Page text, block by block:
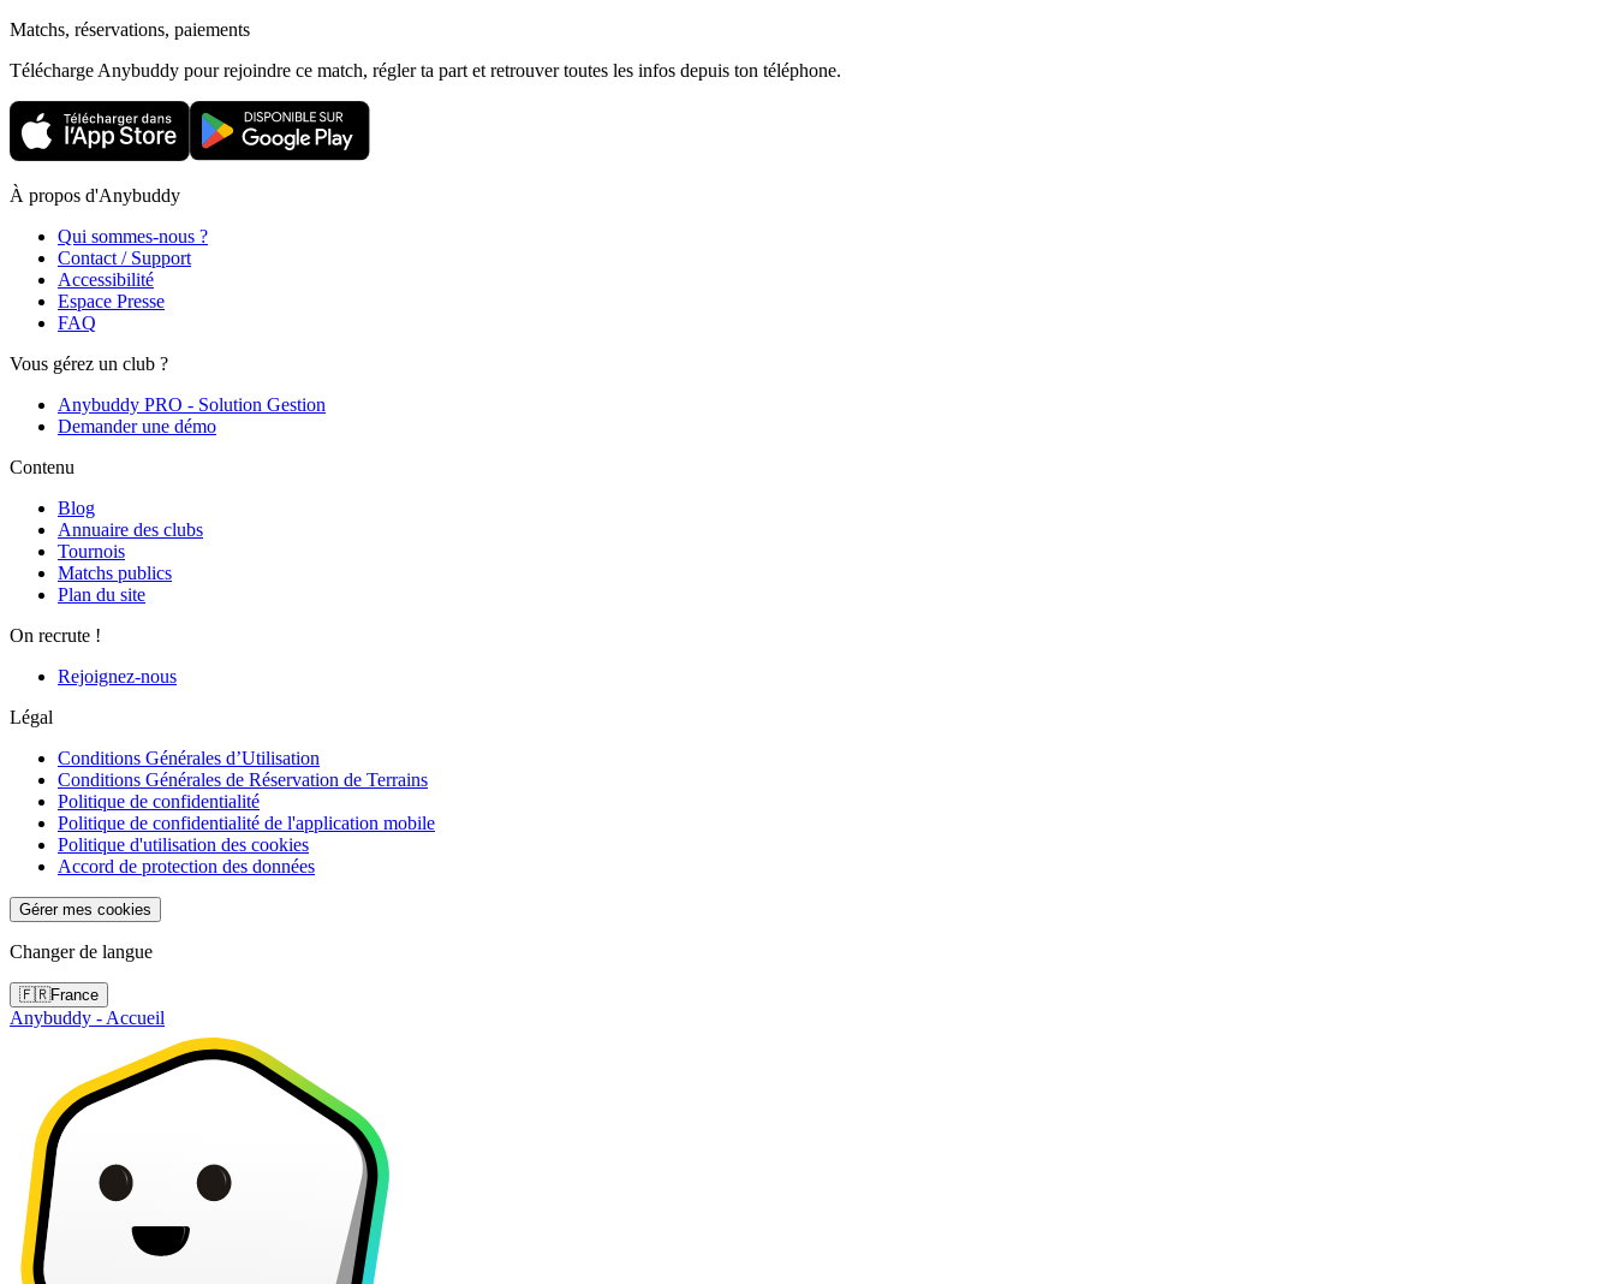
Matchs, réservations, paiements
Télécharge Anybuddy pour rejoindre ce match, régler ta part et retrouver toutes les infos depuis ton téléphone.
À propos d'Anybuddy
Qui sommes-nous ?
Contact / Support
Accessibilité
Espace Presse
FAQ
Vous gérez un club ?
Anybuddy PRO - Solution Gestion
Demander une démo
Contenu
Blog
Annuaire des clubs
Tournois
Matchs publics
Plan du site
On recrute !
Rejoignez-nous
Légal
Conditions Générales d’Utilisation
Conditions Générales de Réservation de Terrains
Politique de confidentialité
Politique de confidentialité de l'application mobile
Politique d'utilisation des cookies
Accord de protection des données
Gérer mes cookies
Changer de langue
🇫🇷France
Anybuddy - Accueil